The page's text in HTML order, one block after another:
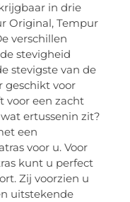
in drie
Original, Tempur
verschillen
stevigheid
stevigste van de
geschikt voor
voor een zacht
ertussenin zit?
een
voor u. Voor
kunt u perfect
Zij voorzien u
uitstekende